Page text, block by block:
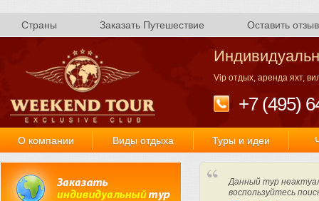
Страны Заказать Путешествие Оставить отзыв
Vip отдых, аренда яхт,
+7 (495)
О компании Виды отдыха Туры и идеи
Данный тур
воспользуйтесь